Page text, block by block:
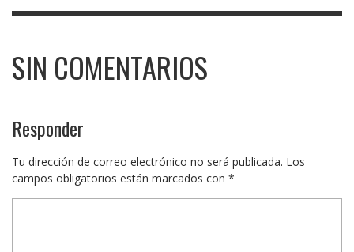
SIN COMENTARIOS
Responder
Tu dirección de correo electrónico no será publicada. Los
campos obligatorios están marcados con *